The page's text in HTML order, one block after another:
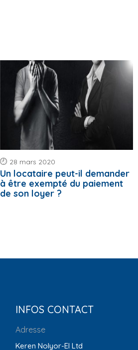
28 mars 2020
Un locataire peut-il demander
à être exempté du paiement
de son loyer ?
INFOS CONTACT
Adresse
Keren Nolyor-El Ltd